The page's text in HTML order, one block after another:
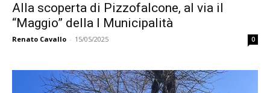
Alla scoperta di Pizzofalcone, al via il
“Maggio” della I Municipalità
Renato Cavallo - 15/05/2025 0